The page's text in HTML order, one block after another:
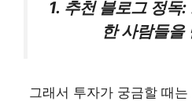
1. 추천 블로그 정독
한 사람들을
그래서 투자가 궁금할 때